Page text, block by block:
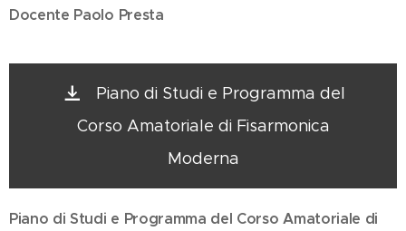
Docente Paolo Presta
Piano di Studi e Programma del
Corso Amatoriale di Fisarmonica
Moderna
Piano di Studi e Programma del Corso Amatoriale di